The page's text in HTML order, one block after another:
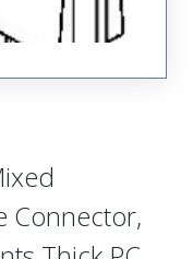
Connector,